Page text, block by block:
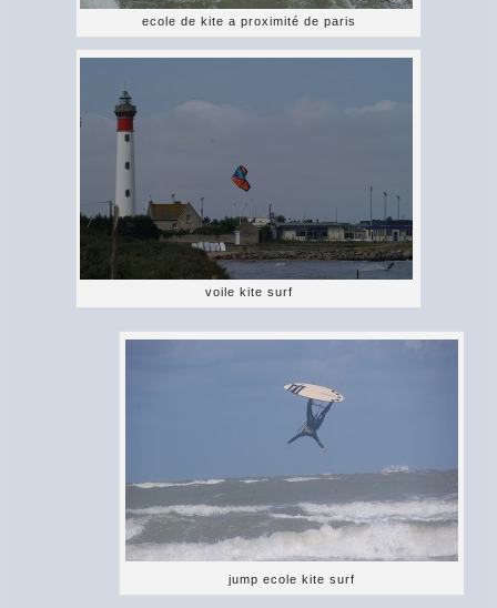
ecole de kite a proximité de paris
voile kite surf
jump ecole kite surf